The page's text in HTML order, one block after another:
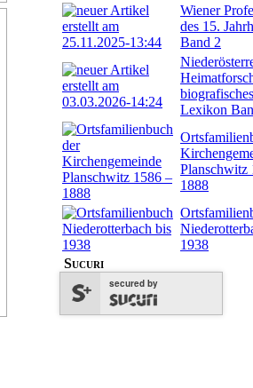
Wiener
des 15.
Band 2
biografisches
Lexikon
Planschwitz
1888
1938
Sucuri
secured by